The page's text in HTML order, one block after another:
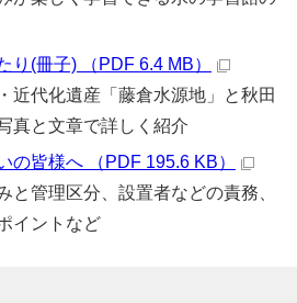
り(冊子) （PDF 6.4 MB）
近代化遺産「藤倉水源地」と秋田
真と文章で詳しく紹介
の皆様へ （PDF 195.6 KB）
と管理区分、設置者などの責務、
イントなど